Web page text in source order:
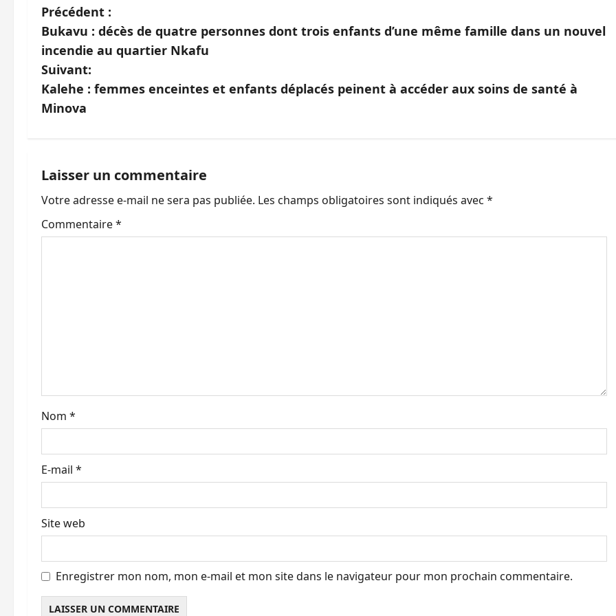
N
a
v
i
t
i
o
r
t
i
c
l
e
Précédent :
Bukavu : décès de quatre personnes dont trois enfants d’une même famille dans un nouvel
incendie au quartier Nkafu
Suivant:
Kalehe : femmes enceintes et enfants déplacés peinent à accéder aux soins de santé à
Minova
Laisser un commentaire
Votre adresse e-mail ne sera pas publiée. Les champs obligatoires sont indiqués avec *
Commentaire*
Nom *
E-mail *
Site web
Enregistrer mon nom, mon e-mail et mon site dans le navigateur pour mon prochain commentaire.